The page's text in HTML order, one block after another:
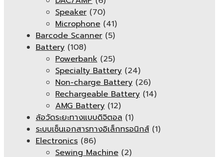
Speaker (70)
Microphone (41)
Barcode Scanner (5)
Battery (108)
Powerbank (25)
Specialty Battery (24)
Non-charge Battery (26)
Rechargeable Battery (14)
AMG Battery (12)
ล้อวัดระยะทางแบบดิจิตอล (1)
ระบบเซ็นเอกสารทางอิเล็กทรอนิกส์ (1)
Electronics (86)
Sewing Machine (2)